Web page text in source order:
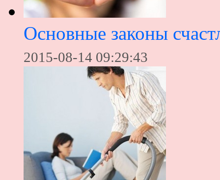
Основные законы
2015-08-14 09:29:43